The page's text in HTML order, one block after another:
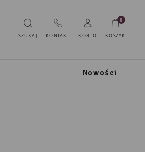
SZUKAJ KONTAKT KONTO KOSZYK
0
Nowości